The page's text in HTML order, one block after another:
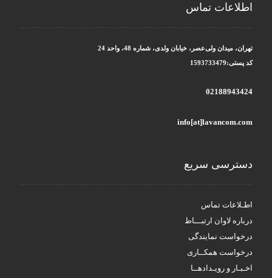
اطلاعات تماس
تهران، میدان ولی‌عصر، خیابان ولدی، شماره 48، واحد 24
کد پستی:1593733479
02188943424
info[at]lavancom.com
دسترسی سریع
اطـلاعات تماس
درباره لاوان ارتبـــاط
درخواست نمایندگی
درخواست همکــاری
اخـبـار و رویـدادهــا